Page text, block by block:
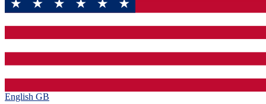
English GB‎